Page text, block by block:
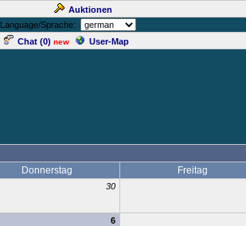
Auktionen
Language/Sprache:
Chat (0) new User-Map
Donnerstag Freitag
30
6